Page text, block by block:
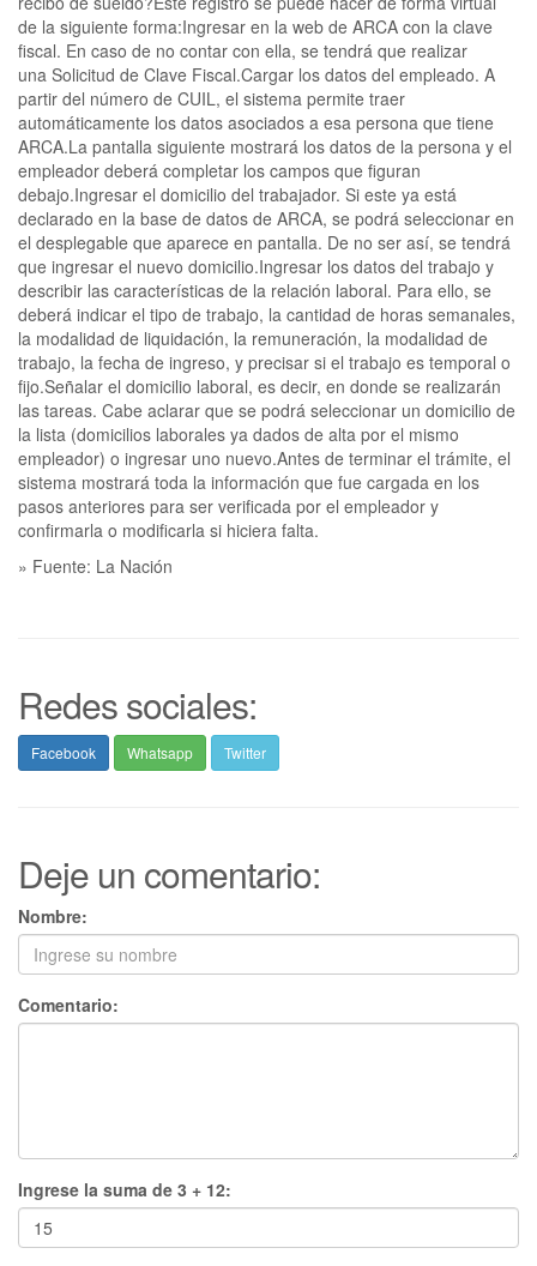
de la siguiente forma:Ingresar en la web de ARCA con la clave
fiscal. En caso de no contar con ella, se tendrá que realizar
una Solicitud de Clave Fiscal.Cargar los datos del empleado. A
partir del número de CUIL, el sistema permite traer
automáticamente los datos asociados a esa persona que tiene
ARCA.La pantalla siguiente mostrará los datos de la persona y el
empleador deberá completar los campos que figuran
debajo.Ingresar el domicilio del trabajador. Si este ya está
declarado en la base de datos de ARCA, se podrá seleccionar en
el desplegable que aparece en pantalla. De no ser así, se tendrá
que ingresar el nuevo domicilio.Ingresar los datos del trabajo y
describir las características de la relación laboral. Para ello, se
deberá indicar el tipo de trabajo, la cantidad de horas semanales,
la modalidad de liquidación, la remuneración, la modalidad de
trabajo, la fecha de ingreso, y precisar si el trabajo es temporal o
fijo.Señalar el domicilio laboral, es decir, en donde se realizarán
las tareas. Cabe aclarar que se podrá seleccionar un domicilio de
la lista (domicilios laborales ya dados de alta por el mismo
empleador) o ingresar uno nuevo.Antes de terminar el trámite, el
sistema mostrará toda la información que fue cargada en los
pasos anteriores para ser verificada por el empleador y
confirmarla o modificarla si hiciera falta.
» Fuente: La Nación
Redes sociales:
Facebook Whatsapp Twitter
Deje un comentario:
Nombre:
Comentario:
Ingrese la suma de 3 + 12: